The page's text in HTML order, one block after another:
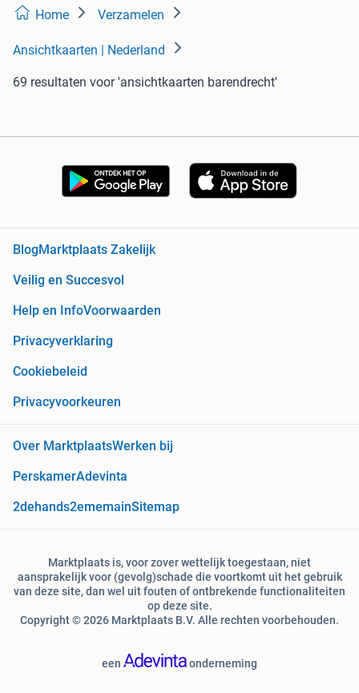
Home Verzamelen
Ansichtkaarten | Nederland
69 resultaten voor 'ansichtkaarten barendrecht'
BlogMarktplaats Zakelijk
Veilig en Succesvol
Help en InfoVoorwaarden
Privacyverklaring
Cookiebeleid
Privacyvoorkeuren
Over MarktplaatsWerken bij
PerskamerAdevinta
2dehands2ememainSitemap
Marktplaats is, voor zover wettelijk toegestaan, niet
aansprakelijk voor (gevolg)schade die voortkomt uit het gebruik
van deze site, dan wel uit fouten of ontbrekende functionaliteiten
op deze site.
Copyright © 2026 Marktplaats B.V. Alle rechten voorbehouden.
een onderneming